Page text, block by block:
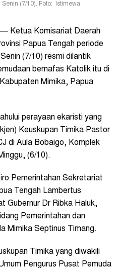
(7/10). Foto: Istimewa
— Ketua Komisariat Daerah
Papua Tengah periode
(7/10) resmi dilantik
bernafas Katolik itu di
Mimika, Papua
perayaan ekaristi yang
Keuskupan Timika Pastor
di Aula Bobaigo, Komplek
(6/10).
Pemerintahan Sekretariat
Tengah Lambertus
Gubernur Dr Ribka Haluk,
Pemerintahan dan
Mimika Septinus Timang.
Timika yang diwakili
Pengurus Pusat Pemuda